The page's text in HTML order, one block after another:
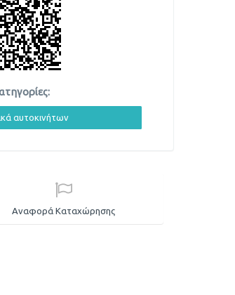
αυτοκινήτων
Αναφορά Καταχώρησης